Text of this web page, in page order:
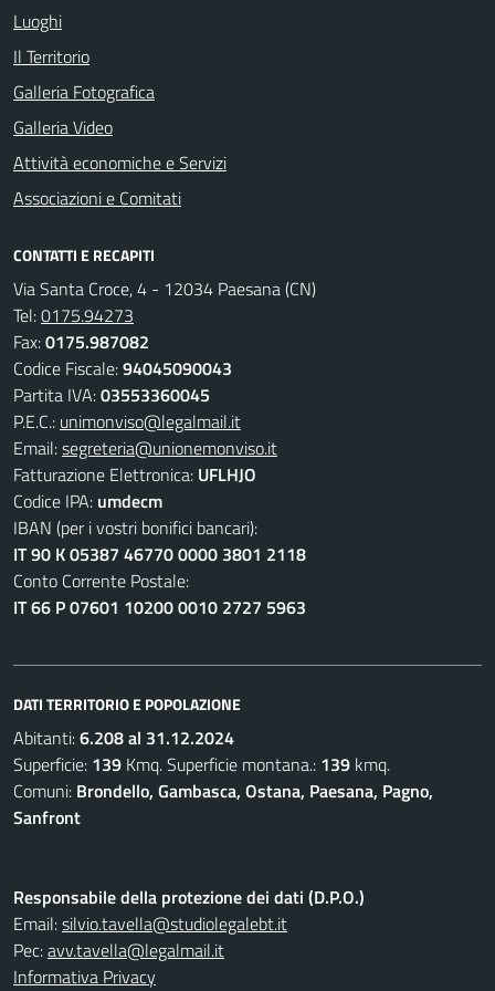
Luoghi
Il Territorio
Galleria Fotografica
Galleria Video
Attività economiche e Servizi
Associazioni e Comitati
CONTATTI E RECAPITI
Via Santa Croce, 4 - 12034 Paesana (CN)
Tel:0175.94273
Fax:0175.987082
Codice Fiscale:94045090043
Partita IVA:03553360045
P.E.C.: unimonviso@legalmail.it
Email:segreteria@unionemonviso.it
Fatturazione Elettronica: UFLHJO
Codice IPA: umdecm
IBAN (per i vostri bonifici bancari):
IT 90 K 05387 46770 0000 3801 2118
Conto Corrente Postale:
IT 66 P 07601 10200 0010 2727 5963
DATI TERRITORIO E POPOLAZIONE
Abitanti:6.208 al 31.12.2024
Superficie: 139 Kmq. Superficie montana.: 139 kmq.
Comuni: Brondello, Gambasca, Ostana, Paesana, Pagno,
Sanfront
Responsabile della protezione dei dati (D.P.O.)
Email:silvio.tavella@studiolegalebt.it
Pec:avv.tavella@legalmail.it
Informativa Privacy